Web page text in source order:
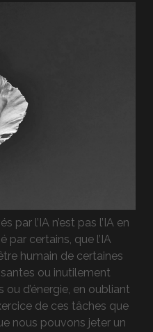
par l’IA n’est pas l’IA en
par certains, que l’IA
humain de certaines
ou inutilement
d’énergie, en oubliant
de ces tâches que
nous pouvons jeter un